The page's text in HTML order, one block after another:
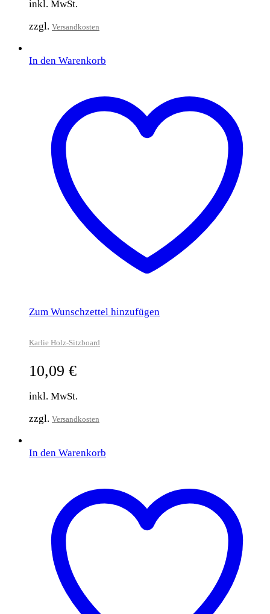
inkl. MwSt.
zzgl. Versandkosten
In den Warenkorb
Zum Wunschzettel hinzufügen
Karlie Holz-Sitzboard
10,09 €
inkl. MwSt.
zzgl. Versandkosten
In den Warenkorb